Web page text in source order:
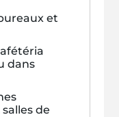
et
dans
de